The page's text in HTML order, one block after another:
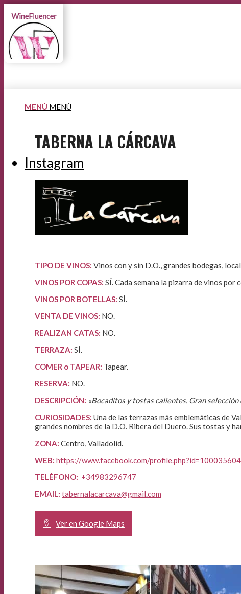
MENÚ MENÚ
Instagram
TABERNA LA CÁRCAVA
TIPO DE VINOS: Vinos con y sin D.O., grandes bodegas,
VINOS POR COPAS: SÍ. Cada semana la pizarra de vinos por
VINOS POR BOTELLAS: SÍ.
VENTA DE VINOS: NO.
REALIZAN CATAS: NO.
TERRAZA: SÍ.
COMER o TAPEAR: Tapear.
RESERVA: NO.
DESCRIPCIÓN: «Bocaditos y tostas calientes. Gran selección
CURIOSIDADES: Una de las terrazas más emblemáticas de
grandes nombres de la D.O. Ribera del Duero. Sus tostas y
ZONA: Centro, Valladolid.
WEB: https://www.facebook.com/
TELÉFONO: +34983296747
EMAIL: tabernalacarcava@gmail.com
Ver en Google Maps